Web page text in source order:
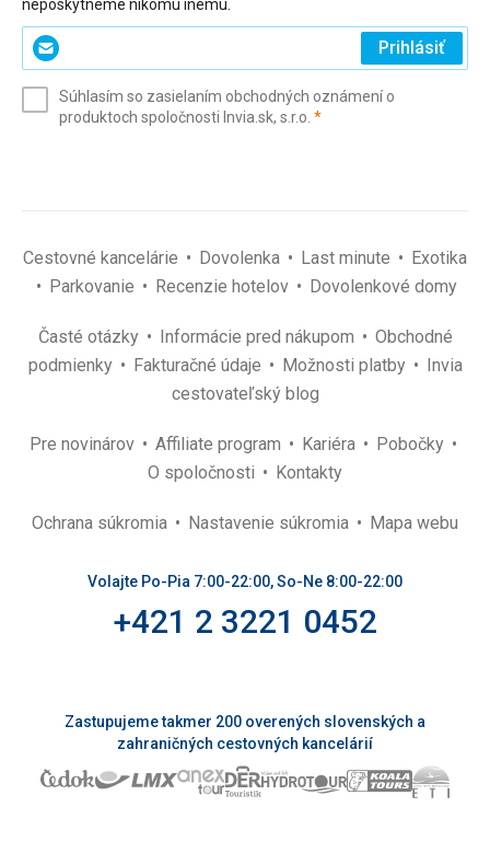
neposkytneme nikomu inému.
Zadajte
svoj
(povinné)
Prihlásiť
Súhlasím so zasielaním obchodných oznámení o
produktoch spoločnosti Invia.sk, s.r.o. *(povinné)
Cestovné kancelárie Dovolenka Last minute
Exotika
Parkovanie
Recenzie hotelov Dovolenkové domy
Časté otázky Informácie pred nákupom
Obchodné
podmienky
Fakturačné údaje Možnosti platby
Invia
cestovateľský blog
Pre novinárov Affiliate program Kariéra
Pobočky
O spoločnosti
Kontakty
Ochrana súkromia Nastavenie súkromia Mapa webu
Volajte Po-Pia 7:00-22:00, So-Ne 8:00-22:00
+421 2 3221 0452
Zastupujeme takmer 200 overených slovenských a
zahraničných cestovných kancelárií